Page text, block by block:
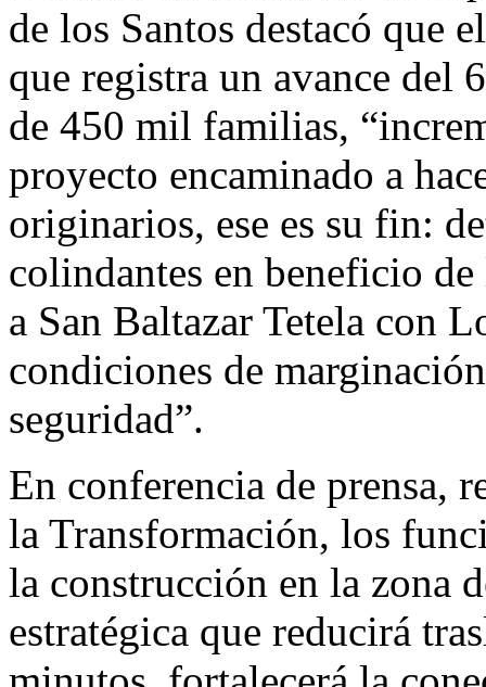
de los Santos destacó que
que registra un avance del
de 450 mil familias,
proyecto encaminado a
originarios, ese es su fin:
colindantes en beneficio
a San Baltazar Tetela con
condiciones de
seguridad”.
En conferencia de prensa,
la Transformación, los
la construcción en la zona
estratégica que reducirá